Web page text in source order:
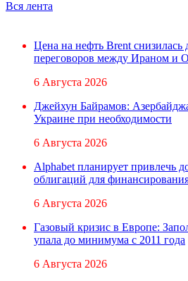
Вся лента
Цена на нефть Brent снизилась
переговоров между Ираном и
6 Августа 2026
Джейхун Байрамов:
Украине при необходимости
6 Августа 2026
Alphabet планирует привлечь
облигаций для
6 Августа 2026
Газовый кризис в Европе:
упала до минимума с 2011 года
6 Августа 2026